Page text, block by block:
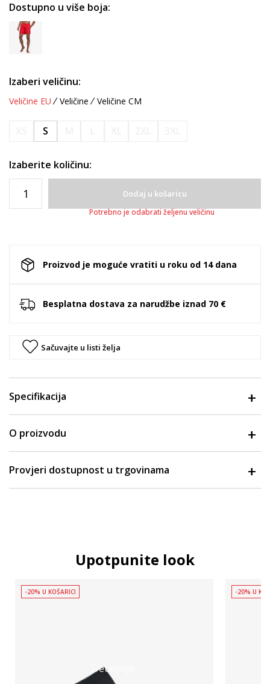
Dostupno u više boja:
Izaberi veličinu:
Veličine EU Veličine Veličine CM
S
Izaberite količinu:
Dodaj u košaricu
Potrebno je odabrati željenu veličinu
Proizvod je moguće vratiti u roku od 14 dana
Besplatna dostava za narudžbe iznad 70 €
Sačuvajte u listi želja
Specifikacija
O proizvodu
Provjeri dostupnost u trgovinama
Upotpunite look
Detaljnije
-20% U KOŠARICI -20% U